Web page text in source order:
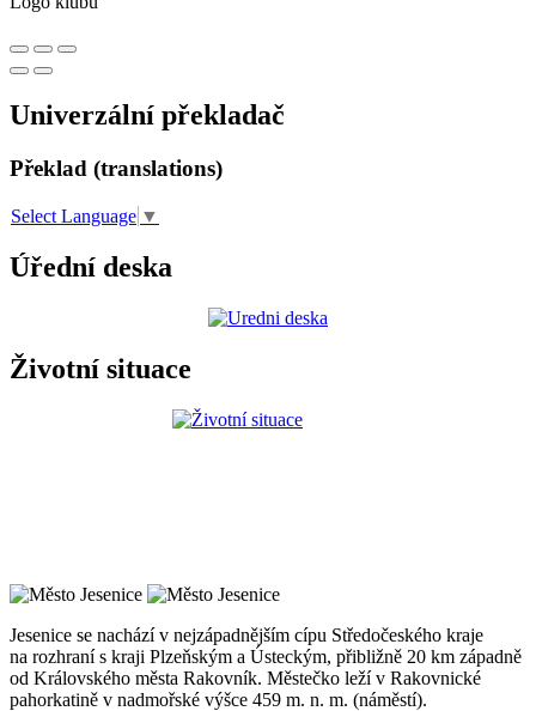
Univerzální překladač
Překlad (translations)
Select Language ▼
Úřední deska
Životní situace
Jesenice se nachází v nejzápadnějším cípu Středočeského kraje
na rozhraní s kraji Plzeňským a Ústeckým, přibližně 20 km západně
od Královského města Rakovník. Městečko leží v Rakovnické
pahorkatině v nadmořské výšce 459 m. n. m. (náměstí).